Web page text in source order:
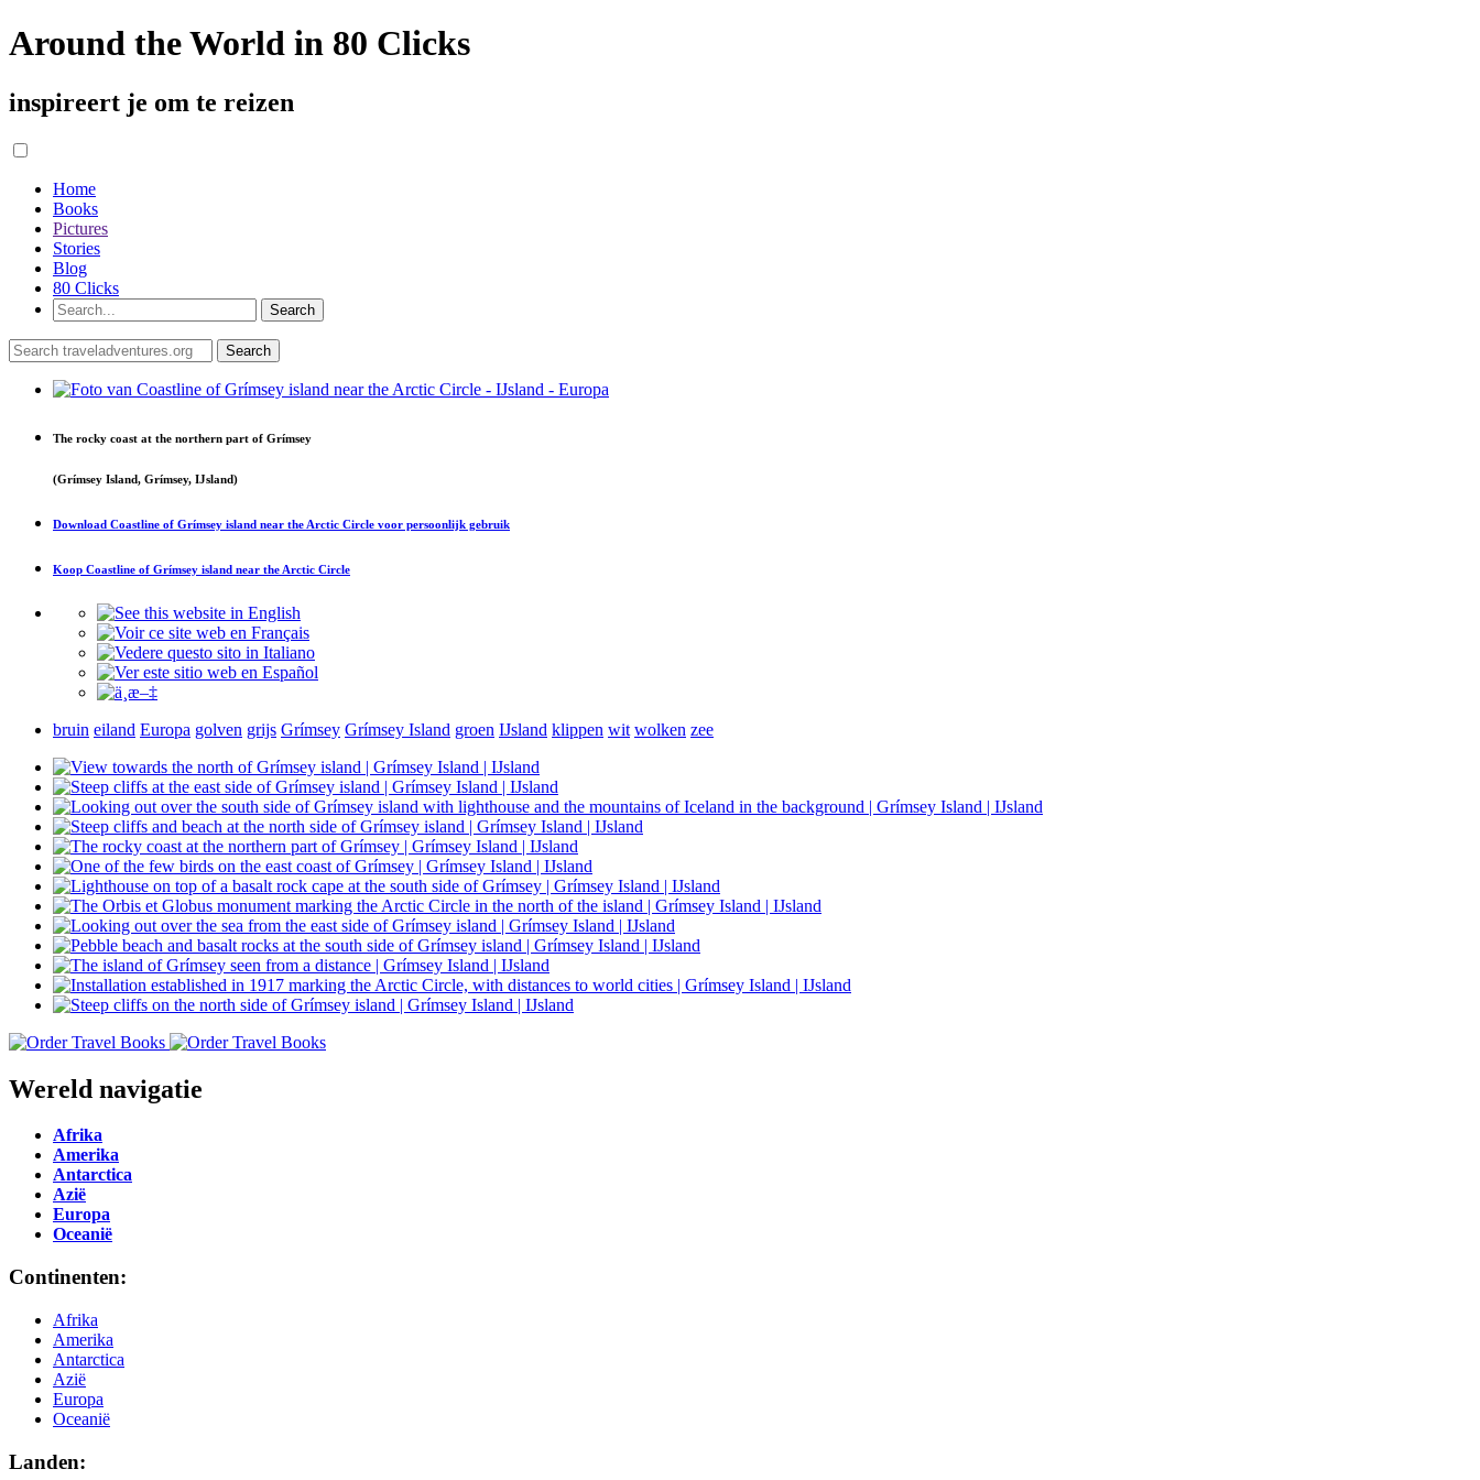
Around the World in 80 Clicks
inspireert je om te reizen
Home
Books
Pictures
Stories
Blog
80 Clicks
The rocky coast at the northern part of Grímsey
(Grímsey Island, Grímsey, IJsland)
Download Coastline of Grímsey island near the Arctic Circle voor persoonlijk gebruik
Koop Coastline of Grímsey island near the Arctic Circle
bruin eiland Europa golven grijs Grímsey Grímsey Island groen IJsland klippen wit wolken zee
Wereld navigatie
Afrika
Amerika
Antarctica
Azië
Europa
Oceanië
Continenten:
Afrika
Amerika
Antarctica
Azië
Europa
Oceanië
Landen: